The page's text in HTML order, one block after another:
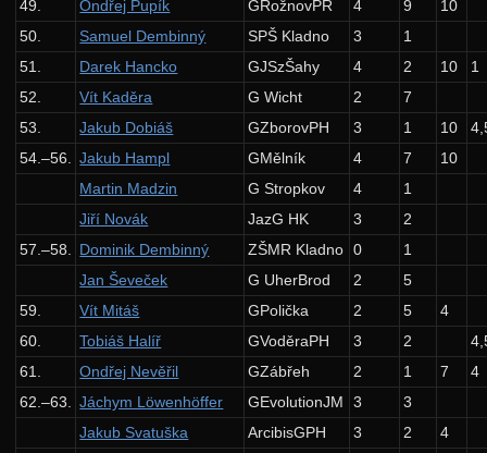
49.
Ondřej Pupík GRožnovPR 4 9
10
50.
Samuel Dembinný SPŠ Kladno 3
1
51.
Darek Hancko GJSzŠahy 4 2 10
1
52.
Vít Kaděra G Wicht 2
7
53.
Jakub Dobiáš GZborovPH 3 1 10
54.–56.
Jakub Hampl GMělník 4 7
10
Martin Madzin
G Stropkov 4
1
Jiří Novák
JazG HK 3
2
57.–58.
Dominik Dembinný ZŠMR Kladno 0
1
Jan Ševeček
G UherBrod 2
5
59.
Vít Mitáš GPolička 2 5
4
60.
Tobiáš Halíř GVoděraPH 3 2
61.
Ondřej Nevěřil GZábřeh 2 1 7
4
62.–63.
Jáchym Löwenhöffer GEvolutionJM 3
3
Jakub Svatuška
ArcibisGPH 3 2
4
20. ročník: 07/08
19. ročník: 06/07
18. ročník: 05/06
17. ročník: 04/05
16. ročník: 03/04
15. ročník: 02/03
14. ročník: 01/02
13. ročník: 00/01
12. ročník: 99/00
11. ročník: 98/99
10. ročník: 97/98
9. ročník: 96/97